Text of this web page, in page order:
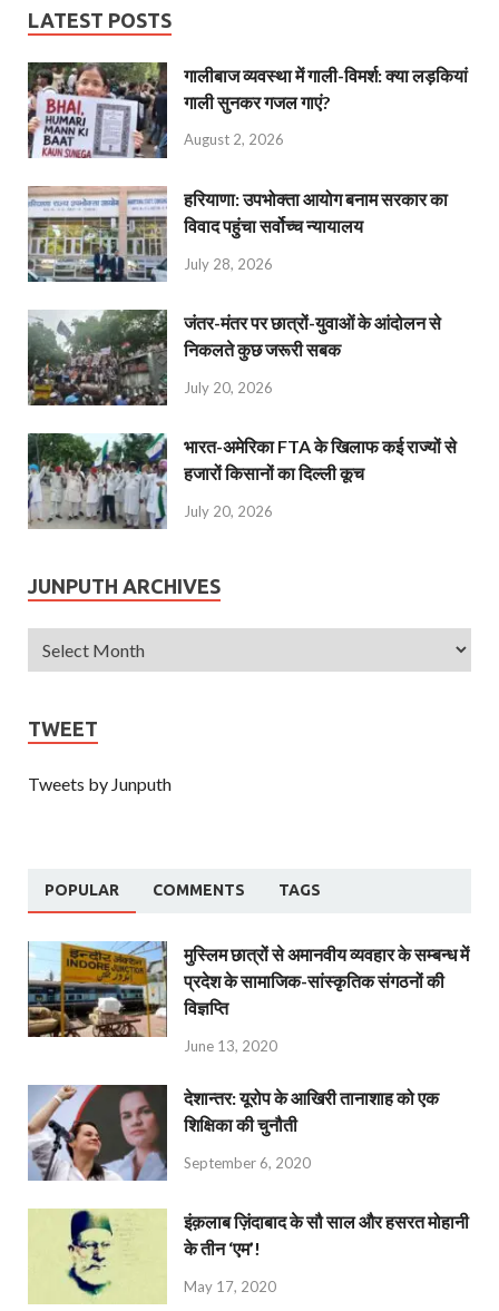
LATEST POSTS
गालीबाज व्‍यवस्‍था में गाली-विमर्श: क्या लड़कियां
गाली सुनकर गजल गाएं?
August 2, 2026
हरियाणा: उपभोक्ता आयोग बनाम सरकार का
विवाद पहुंचा सर्वोच्च न्यायालय
July 28, 2026
जंतर-मंतर पर छात्रों-युवाओं के आंदोलन से
निकलते कुछ जरूरी सबक
July 20, 2026
भारत-अमेरिका FTA के खिलाफ कई राज्यों से
हजारों किसानों का दिल्ली कूच
July 20, 2026
JUNPUTH ARCHIVES
TWEET
Tweets by Junputh
POPULAR COMMENTS TAGS
मुस्लिम छात्रों से अमानवीय व्यवहार के सम्बन्ध में
प्रदेश के सामाजिक-सांस्कृतिक संगठनों की
विज्ञप्ति
June 13, 2020
देशान्‍तर: यूरोप के आखिरी तानाशाह को एक
शिक्षिका की चुनौती
September 6, 2020
इंक़लाब ज़िंदाबाद के सौ साल और हसरत मोहानी
के तीन ‘एम’!
May 17, 2020